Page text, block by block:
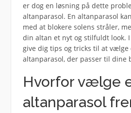
er dog en løsning på dette
altanparasol. En altanparasol
med at blokere solens stråler,
din altan et nyt og stilfuldt look.
give dig tips og tricks til at vælge
altanparasol, der passer til dine
Hvorfor vælge
altanparasol